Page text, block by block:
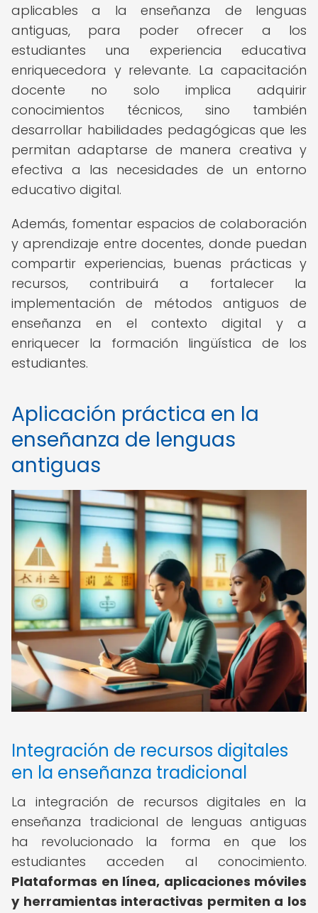
aplicables a la enseñanza de lenguas
antiguas, para poder ofrecer a los
estudiantes una experiencia educativa
enriquecedora y relevante. La capacitación
docente no solo implica adquirir
conocimientos técnicos, sino también
desarrollar habilidades pedagógicas que les
permitan adaptarse de manera creativa y
efectiva a las necesidades de un entorno
educativo digital.
Además, fomentar espacios de colaboración
y aprendizaje entre docentes, donde puedan
compartir experiencias, buenas prácticas y
recursos, contribuirá a fortalecer la
implementación de métodos antiguos de
enseñanza en el contexto digital y a
enriquecer la formación lingüística de los
estudiantes.
Aplicación práctica en la
enseñanza de lenguas
antiguas
Integración de recursos digitales
en la enseñanza tradicional
La integración de recursos digitales en la
enseñanza tradicional de lenguas antiguas
ha revolucionado la forma en que los
estudiantes acceden al conocimiento.
Plataformas en línea, aplicaciones móviles
y herramientas interactivas permiten a los